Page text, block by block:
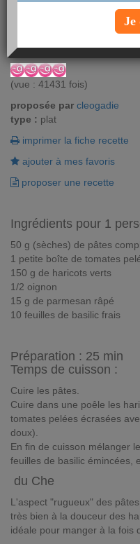
Utilisez du frais pour faire
de pâtes aux haricots verts
Vous aimez ? Alors notez !
(vue : 41431 fois)
proposée par cleogadie
type : plat
imprimer la fiche recette
ajouter à mes favoris
proposer une recette
Ingrédients pour 1
50 g (sèches) de pâtes
1 petite boîte de tomates
150 g de haricots verts
1/2 oignon
15 g de parmesan râpé
10 feuilles de basilic frais
Préparation : 25 min
Temps de cuisson :
Cuire les pâtes.
Cuire dans une poêle les
tomates pelées écrasées
doux).
En fin de cuisson mélanger
feuilles de basilic émincées,
du Che
L'aspect "rugueux" des
très bien à la douceur des
idéale pour manger à la fois
Je